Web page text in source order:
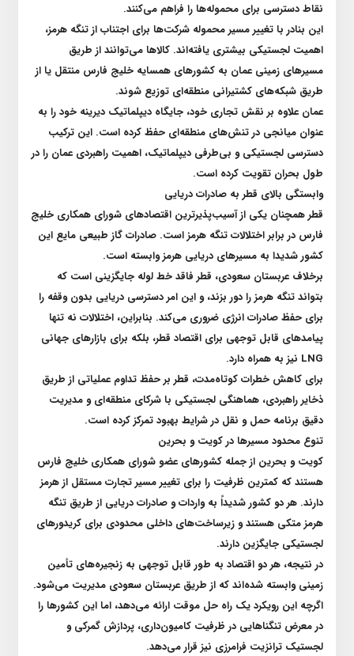
نقاط دسترسی برای محموله‌ها را فراهم می‌کنند.
این بنادر با تغییر مسیر محموله شرکت‌ها برای اجتناب از تنگه هرمز،
اهمیت لجستیکی بیشتری یافته‌اند. کالا‌ها می‌توانند از طریق
مسیر‌های زمینی عمان به کشور‌های همسایه خلیج فارس منتقل یا از
طریق شبکه‌های کشتیرانی منطقه‌ای توزیع شوند.
عمان علاوه بر نقش تجاری خود، جایگاه دیپلماتیک دیرینه خود را به
عنوان میانجی در تنش‌های منطقه‌ای حفظ کرده است. این ترکیب
دسترسی لجستیکی و بی‌طرفی دیپلماتیک، اهمیت راهبردی عمان را در
طول بحران تقویت کرده است.
وابستگی بالای قطر به صادرات دریایی
قطر همچنان یکی از آسیب‌پذیرترین اقتصاد‌های شورای همکاری خلیج
فارس در برابر اختلالات تنگه هرمز است. صادرات گاز طبیعی مایع این
کشور شدیدا به مسیر‌های دریایی هرمز وابسته است.
برخلاف عربستان سعودی، قطر فاقد خط لوله جایگزینی است که
بتواند تنگه هرمز را دور بزند، و این امر دسترسی دریایی بدون وقفه را
برای حفظ صادرات انرژی ضروری می‌کند. بنابراین، اختلالات نه تنها
پیامد‌های قابل توجهی برای اقتصاد قطر، بلکه برای بازار‌های جهانی
LNG نیز به همراه دارد.
برای کاهش خطرات کوتاه‌مدت، قطر بر حفظ تداوم عملیاتی از طریق
ذخایر راهبردی، هماهنگی لجستیکی با شرکای منطقه‌ای و مدیریت
دقیق برنامه حمل و نقل در شرایط بهبود تمرکز کرده است.
تنوع محدود مسیر‌ها در کویت و بحرین
کویت و بحرین از جمله کشور‌های عضو شورای همکاری خلیج فارس
هستند که کمترین ظرفیت را برای تغییر مسیر تجارت مستقل از هرمز
دارند. هر دو کشور شدیداً به واردات و صادرات دریایی از طریق تنگه
هرمز متکی هستند و زیرساخت‌های داخلی محدودی برای کریدور‌های
لجستیکی جایگزین دارند.
در نتیجه، هر دو اقتصاد به طور قابل توجهی به زنجیره‌های تأمین
زمینی وابسته شده‌اند که از طریق عربستان سعودی مدیریت می‌شود.
اگرچه این رویکرد یک راه حل موقت ارائه می‌دهد، اما این کشور‌ها را
در معرض تنگنا‌هایی در ظرفیت کامیون‌داری، پردازش گمرکی و
لجستیک ترانزیت فرامرزی نیز قرار می‌دهد.